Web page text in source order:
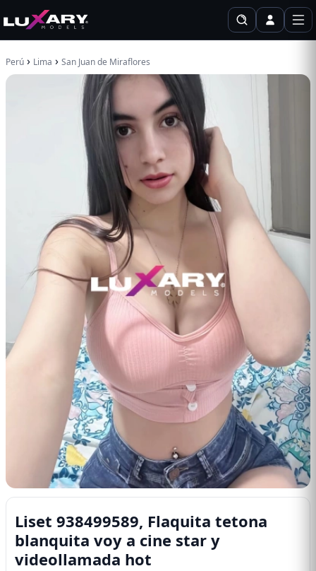
Perú › Lima › San Juan de Miraflores
Liset 938499589, Flaquita tetona
blanquita voy a cine star y
videollamada hot